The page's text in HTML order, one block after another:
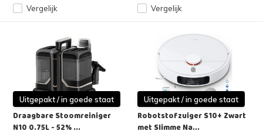
Vergelijk Vergelijk
Uitgepakt / in goede staat
Draagbare Stoomreiniger
N10 0.75L - 52% ...
Uitgepakt / in goede staat
Robotstofzuiger S10+ Zwart
met Slimme Na...